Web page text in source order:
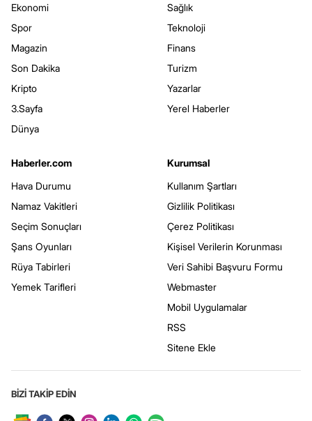
Ekonomi
Spor
Magazin
Son Dakika
Kripto
3.Sayfa
Dünya
Sağlık
Teknoloji
Finans
Turizm
Yazarlar
Yerel Haberler
Haberler.com
Hava Durumu
Namaz Vakitleri
Seçim Sonuçları
Şans Oyunları
Rüya Tabirleri
Yemek Tarifleri
Kurumsal
Kullanım Şartları
Gizlilik Politikası
Çerez Politikası
Kişisel Verilerin Korunması
Veri Sahibi Başvuru Formu
Webmaster
Mobil Uygulamalar
RSS
Sitene Ekle
BİZİ TAKİP EDİN